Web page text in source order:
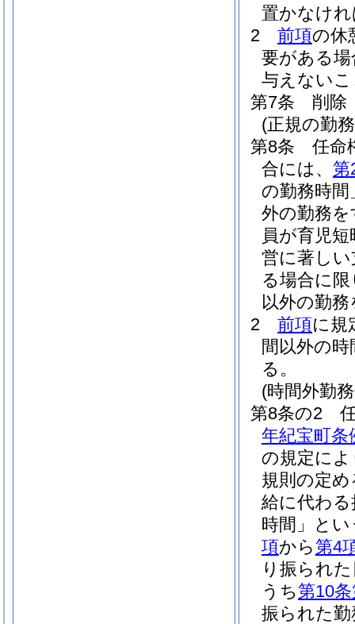
置かなけ
2
前項の休
要がある
与えない
第7条
削除
(正規の勤
第8条
任命
合には、 第
の勤務時
外の勤務
員が育児
営に著し
る場合に
以外の勤
2
前項に規
間以外の
る。
(時間外勤
第8条の2
年紀宝町条
の規定に
規則の定
給に代わ
時間」とい
項から第4
り振られ
うち第10
振られた